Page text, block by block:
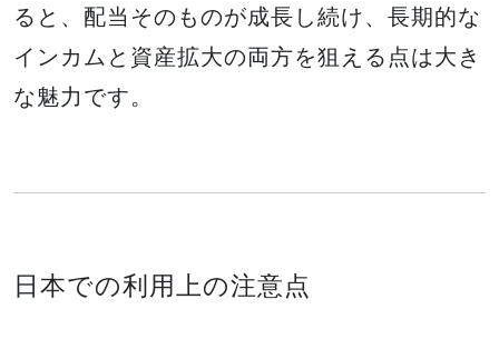
ると、配当そのものが成長し続け、長期的な
インカムと資産拡大の両方を狙える点は大き
な魅力です。
日本での利用上の注意点